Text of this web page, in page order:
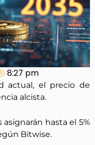
8:27 pm
actual, el precio de
alcista.
hasta el 5%
Bitwise.